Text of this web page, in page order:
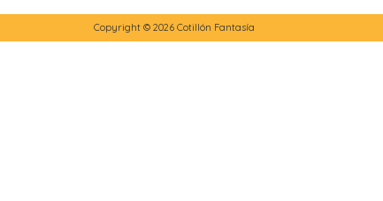
Copyright © 2026 Cotillón Fantasía